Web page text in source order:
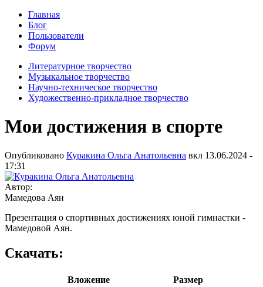
Главная
Блог
Пользователи
Форум
Литературное творчество
Музыкальное творчество
Научно-техническое творчество
Художественно-прикладное творчество
Мои достижения в спорте
Опубликовано Куракина Ольга Анатольевна вкл 13.06.2024 -
17:31
Автор:
Мамедова Аян
Презентация о спортивных достижениях юной гимнастки -
Мамедовой Аян.
Скачать:
Вложение
Размер